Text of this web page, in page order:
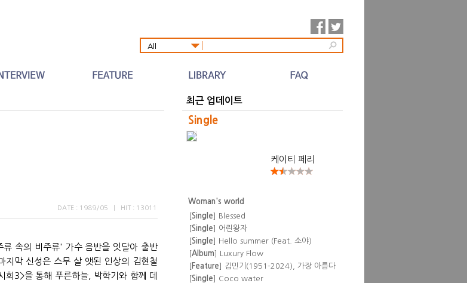
All
DATE : 1989/05 HIT : 13011
속의 비주류' 가수 음반을 잇달아 출반
지막 신성은 스무 살 앳된 인상의 김현철
3>을 통해 푸른하늘, 박학기와 함께 데
최근 업데이트
Single
케이티 페리
Woman's world
[Single] Blessed
[Single] 어린왕자
[Single] Hello summer (Feat. 소야)
[Album] Luxury Flow
[Feature] 김민기(1951-2024), 가장 아름다
운 뒷것
[Single] Coco water